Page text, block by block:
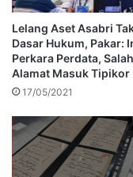
Lelang Aset Asabri
Dasar Hukum, Pakar:
Perkara Perdata, Salah
Alamat Masuk Tipikor
17/05/2021